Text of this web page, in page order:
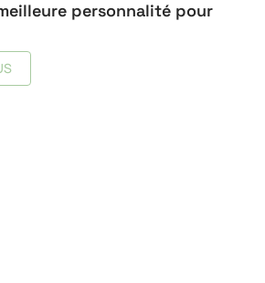
personnalité pour